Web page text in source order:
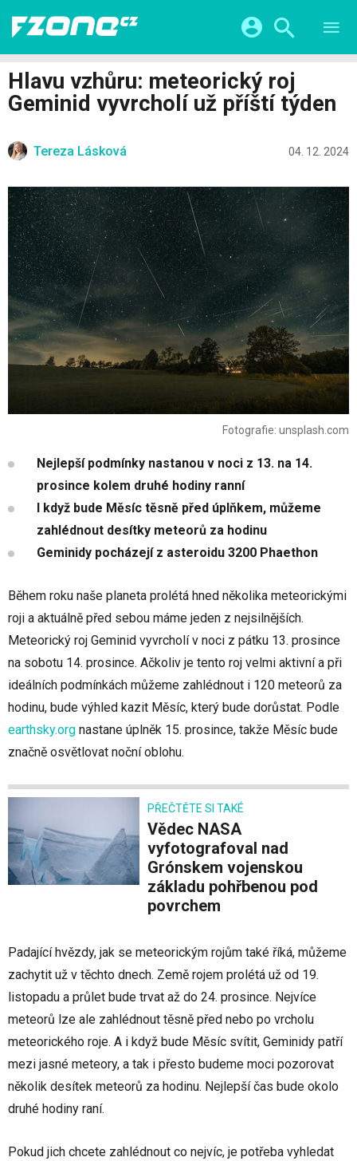
VIDEA
KATEGORIE
CHYTRÁ MĚSTA
ŽIVOT BUDOUCNOSTI
FINTECH
Facebook Google
Twitter Microsoft
Hlavu vzhůru: meteorický roj
Geminid vyvrcholí už příští týden
Tereza Lásková 04. 12. 2024
Fotografie: unsplash.com
Nejlepší podmínky nastanou v noci z 13. na 14.
prosince kolem druhé hodiny ranní
I když bude Měsíc těsně před úplňkem, můžeme
zahlédnout desítky meteorů za hodinu
Geminidy pocházejí z asteroidu 3200 Phaethon
Během roku naše planeta prolétá hned několika meteorickými
roji a aktuálně před sebou máme jeden z nejsilnějších.
Meteorický roj Geminid vyvrcholí v noci z pátku 13. prosince
na sobotu 14. prosince. Ačkoliv je tento roj velmi aktivní a při
ideálních podmínkách můžeme zahlédnout i 120 meteorů za
hodinu, bude výhled kazit Měsíc, který bude dorůstat. Podle
earthsky.org nastane úplněk 15. prosince, takže Měsíc bude
značně osvětlovat noční oblohu.
PŘEČTĚTE SI TAKÉ
Vědec NASA
vyfotografoval nad
Grónskem vojenskou
základu pohřbenou pod
povrchem
Padající hvězdy, jak se meteorickým rojům také říká, můžeme
zachytit už v těchto dnech. Země rojem prolétá už od 19.
listopadu a průlet bude trvat až do 24. prosince. Nejvíce
meteorů lze ale zahlédnout těsně před nebo po vrcholu
meteorického roje. A i když bude Měsíc svítit, Geminidy patří
mezi jasné meteory, a tak i přesto budeme moci pozorovat
několik desítek meteorů za hodinu. Nejlepší čas bude okolo
druhé hodiny raní.
Pokud jich chcete zahlédnout co nejvíc, je potřeba vyhledat